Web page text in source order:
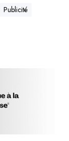
Publicité